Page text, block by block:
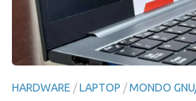
HARDWARE /LAPTOP /MONDO